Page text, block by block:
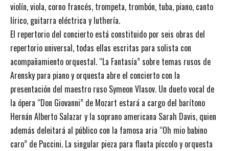
violín, viola, corno francés, trompeta, trombón, tuba, piano, canto
lírico, guitarra eléctrica y luthería.
El repertorio del concierto está constituido por seis obras del
repertorio universal, todas ellas escritas para solista con
acompañamiento orquestal. “La Fantasía” sobre temas rusos de
Arensky para piano y orquesta abre el concierto con la
presentación del maestro ruso Symeon Vlasov. Un dueto vocal de
la ópera “Don Giovanni” de Mozart estará a cargo del barítono
Hernán Alberto Salazar y la soprano americana Sarah Davis, quien
además deleitará al público con la famosa aria “Oh mio babino
caro” de Puccini. La singular pieza para flauta píccolo y orquesta